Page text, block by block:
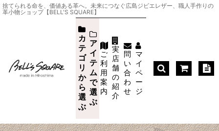
捨てられる命を、価値ある革へ。未来につなぐ広島ジビエレザー、職人手作りの
革小物ショップ【BELL'S SQUARE】
カ
テ
ゴ
リ
か
ら
選
ぶ
ア
イ
テ
ム
で
選
ぶ
ご
利
用
案
内
実
店
舗
の
紹
介
問
い
合
わ
せ
マ
イ
ペ
ー
ジ